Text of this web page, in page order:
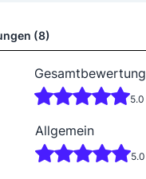
(8)
Gesamtbewertung
5.0
Allgemein
5.0